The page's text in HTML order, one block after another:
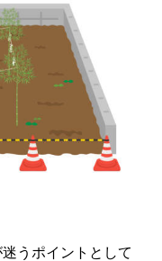
うポイントとして